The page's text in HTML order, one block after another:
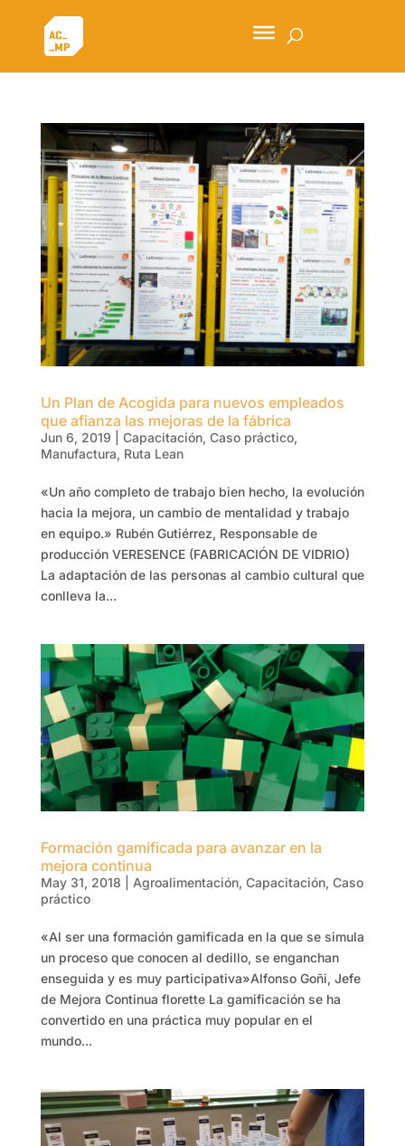
Un Plan de Acogida para nuevos empleados
que afianza las mejoras de la fábrica
Jun 6, 2019 Capacitación, Caso práctico,
Manufactura, Ruta Lean
«Un año completo de trabajo bien hecho, la evolución
hacia la mejora, un cambio de mentalidad y trabajo
en equipo.» Rubén Gutiérrez, Responsable de
producción VERESENCE (FABRICACIÓN DE VIDRIO)
La adaptación de las personas al cambio cultural que
conlleva la...
Formación gamificada para avanzar en la
mejora continua
May 31, 2018 Agroalimentación, Capacitación, Caso
práctico
«Al ser una formación gamificada en la que se simula
un proceso que conocen al dedillo, se enganchan
enseguida y es muy participativa»Alfonso Goñi, Jefe
de Mejora Continua florette La gamificación se ha
convertido en una práctica muy popular en el
mundo...